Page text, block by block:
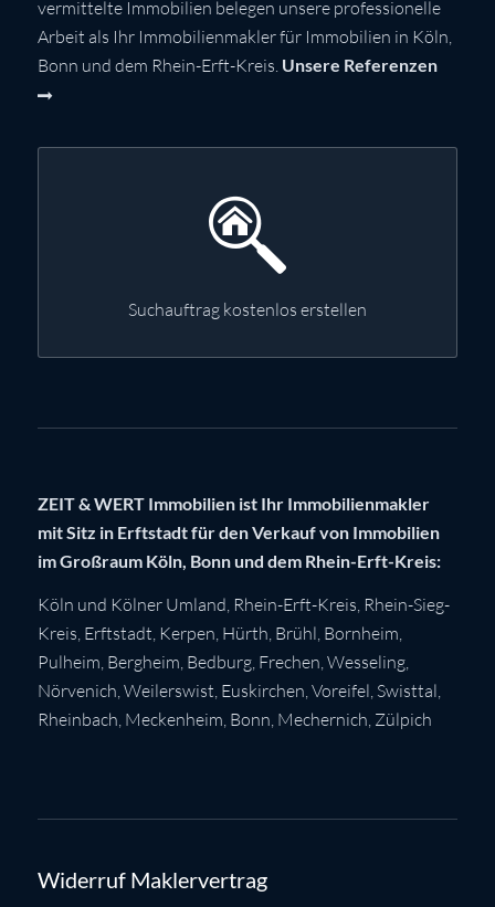
vermittelte Immobilien belegen unsere professionelle
Arbeit als Ihr Immobilienmakler für Immobilien in Köln,
Bonn und dem Rhein-Erft-Kreis. Unsere Referenzen
Suchauftrag kostenlos erstellen
ZEIT & WERT Immobilien ist Ihr Immobilienmakler
mit Sitz in Erftstadt für den Verkauf von Immobilien
im Großraum Köln, Bonn und dem Rhein-Erft-Kreis:
Köln und Kölner Umland, Rhein-Erft-Kreis, Rhein-Sieg-
Kreis, Erftstadt, Kerpen, Hürth, Brühl, Bornheim,
Pulheim, Bergheim, Bedburg, Frechen,Wesseling,
Nörvenich,Weilerswist, Euskirchen, Voreifel, Swisttal,
Rheinbach, Meckenheim, Bonn, Mechernich, Zülpich
Widerruf Maklervertrag